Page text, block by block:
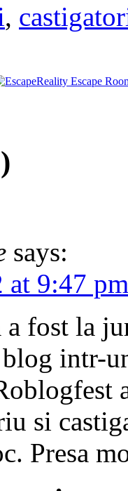
,
says:
at 9:47 pm
a fost la
intr-
si
Presa